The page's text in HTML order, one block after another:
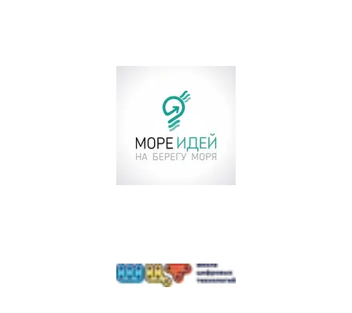
персональных данных в
- предоставление мне услуг/
- направление в мой адрес
уведомлений, касающихся
рекламной, о мероприятиях/
товарах/услугах/работах